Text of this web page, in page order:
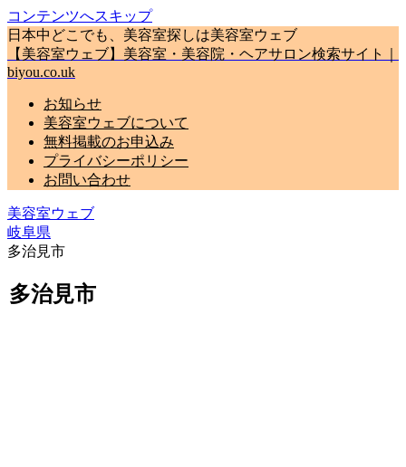
コンテンツへスキップ
日本中どこでも、美容室探しは美容室ウェブ
【美容室ウェブ】美容室・美容院・ヘアサロン検索サイト｜
biyou.co.uk
お知らせ
美容室ウェブについて
無料掲載のお申込み
プライバシーポリシー
お問い合わせ
美容室ウェブ
岐阜県
多治見市
多治見市